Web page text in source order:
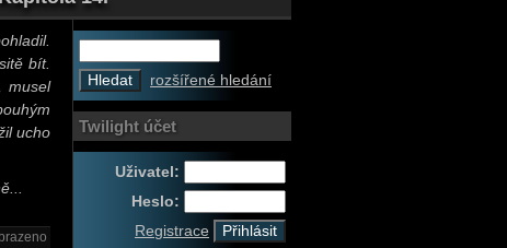
bít.
musel
ucho
rozšířené hledání
Twilight účet
Uživatel:
Heslo:
Registrace